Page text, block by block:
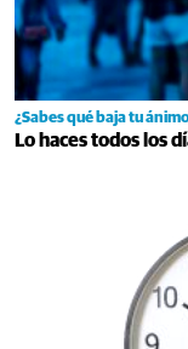
¿Sabes qué baja tu
Lo haces todos los